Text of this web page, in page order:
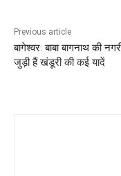
Previous article
बागेश्वर: बाबा बागनाथ की
जुड़ी हैं खंडूरी की कई यादें